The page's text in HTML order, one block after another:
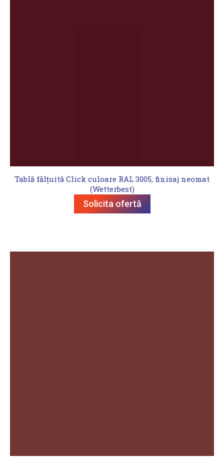
Tablă fălțuită Click culoare RAL 3005, finisaj neomat
(Wetterbest)
Solicita ofertă